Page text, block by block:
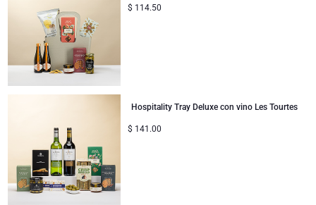
Champán Lanson
Godiva chocolates
Corné Port-Royal chocolates Belgas
Jules Destrooper
Cartwright & Butler
Corné Port-Royal chocolates Belgas
Champán Dom Pérignon
Godiva chocolates
Champán Lanson
Presupuesto Regalos
Regalos de Lujo
Regalos VIP
Los regalos más vendidos
Recién llegados
Regalos de cumpleaños
Regalos de empresa
REGALOS DE EMPRESA
Servicios de Regalos de Empresa
Colección Corporativa
Precio de menor a mayor
Precio de mayor a menor
$ 114.50
Hospitality Tray Deluxe con vino Les Tourtes
$ 141.00